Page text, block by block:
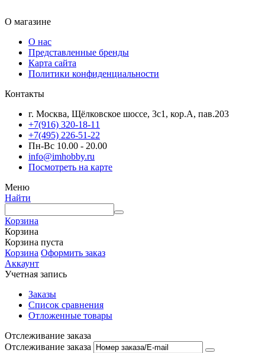
О магазине
О нас
Представленные бренды
Карта сайта
Политики конфиденциальности
Контакты
г. Москва, Щёлковское шоссе, 3с1, кор.А, пав.203
+7(916) 320-18-11
+7(495) 226-51-22
Пн-Вс 10.00 - 20.00
info@imhobby.ru
Посмотреть на карте
Меню
Найти
Корзина
Корзина
Корзина пуста
Корзина Оформить заказ
Аккаунт
Учетная запись
Заказы
Список сравнения
Отложенные товары
Отслеживание заказа
Отслеживание заказа